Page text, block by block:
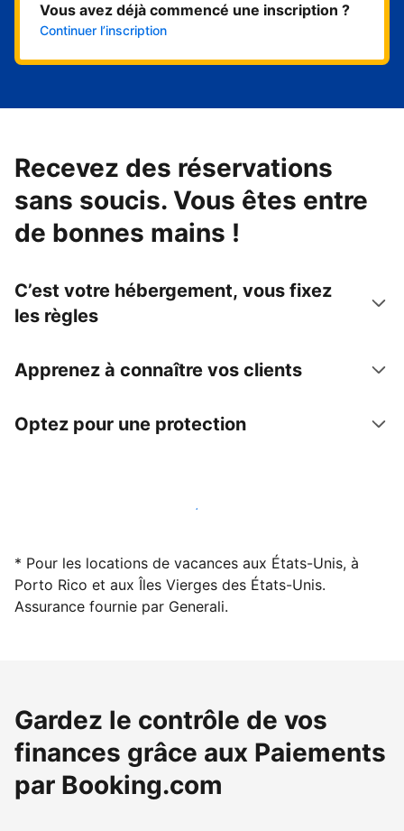
Vous avez déjà commencé une inscription ?
Continuer l’inscription
Recevez des réservations
sans soucis. Vous êtes entre
de bonnes mains !
C’est votre hébergement, vous fixez
les règles
Apprenez à connaître vos clients
Optez pour une protection
Accueillez des clients avec nous dès maintenant
* Pour les locations de vacances aux États-Unis, à
Porto Rico et aux Îles Vierges des États-Unis.
Assurance fournie par Generali.
Gardez le contrôle de vos
finances grâce aux Paiements
par Booking.com